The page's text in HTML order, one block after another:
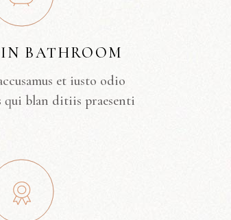
BATHROOM
et iusto odio
qui blan ditiis praesenti